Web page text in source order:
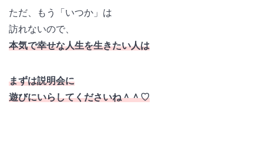
ただ、もう「いつか」は
訪れないので、
本気で幸せな人生を生きたい人は
まずは説明会に
遊びにいらしてくださいね＾＾♡